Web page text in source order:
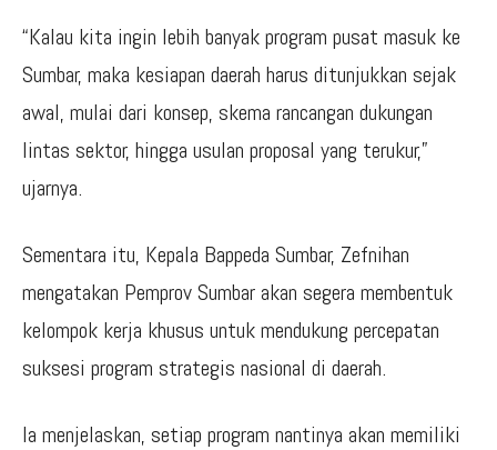
“Kalau kita ingin lebih banyak program pusat masuk ke
Sumbar, maka kesiapan daerah harus ditunjukkan sejak
awal, mulai dari konsep, skema rancangan dukungan
lintas sektor, hingga usulan proposal yang terukur,”
ujarnya.
Sementara itu, Kepala Bappeda Sumbar, Zefnihan
mengatakan Pemprov Sumbar akan segera membentuk
kelompok kerja khusus untuk mendukung percepatan
suksesi program strategis nasional di daerah.
Ia menjelaskan, setiap program nantinya akan memiliki